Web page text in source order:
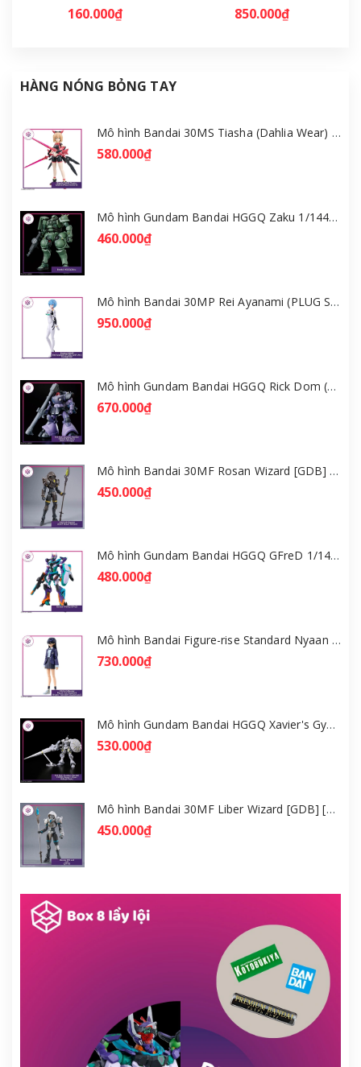
160.000₫ 850.000₫
HÀNG NÓNG BỎNG TAY
Mô hình Bandai 30MS Tiasha (Dahlia Wear) [Color B] [GDB] [30MS]
580.000₫
Mô hình Gundam Bandai HGGQ Zaku 1/144 – MSG GQuuuuuuX [GDB] [BHG]
460.000₫
Mô hình Bandai 30MP Rei Ayanami (PLUG SUIT Ver.) – Evangelion [GDB] [30MP]
950.000₫
Mô hình Gundam Bandai HGGQ Rick Dom (Gaia / Ortega) 1/144 [GDB] [BHG]
670.000₫
Mô hình Bandai 30MF Rosan Wizard [GDB] [30MF]
450.000₫
Mô hình Gundam Bandai HGGQ GFreD 1/144 [GDB] [BHG]
480.000₫
Mô hình Bandai Figure-rise Standard Nyaan - Gundam GQuuuuuuX [GDB] [FRS]
730.000₫
Mô hình Gundam Bandai HGGQ Xavier's Gyan Hakuji-Packs 1/144 [GDB] [BHG]
530.000₫
Mô hình Bandai 30MF Liber Wizard [GDB] [30MF]
450.000₫